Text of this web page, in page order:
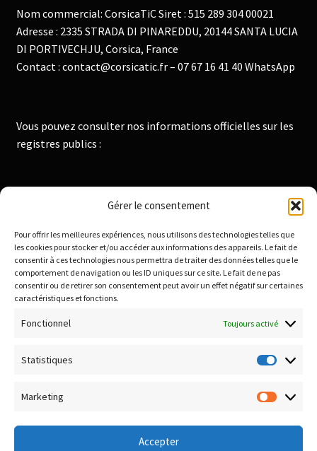
Gérer le consentement
Pour offrir les meilleures expériences, nous utilisons des technologies telles que
les cookies pour stocker et/ou accéder aux informations des appareils. Le fait de
consentir à ces technologies nous permettra de traiter des données telles que le
comportement de navigation ou les ID uniques sur ce site. Le fait de ne pas
consentir ou de retirer son consentement peut avoir un effet négatif sur certaines
caractéristiques et fonctions.
Fonctionnel Toujours activé
Statistiques
Marketing
Accepter
Nom commercial: CorsicaTiC Siret : 515 289 304 00021
Adresse : 2335 STRADA DI PINAREDDU, 20144 SANTA LUCIA
DI PORTIVECHJU, Corsica, France
Contact : contact@corsicatic.fr – 07 67 16 41 40 WhatsApp
Vous pouvez consulter nos informations officielles sur les
registres publics :
Institut National de la Propriété Industrielle :
Infogreffe : https://www.infogreffe.fr
Politique de confidentialité
Paiement sécurisé